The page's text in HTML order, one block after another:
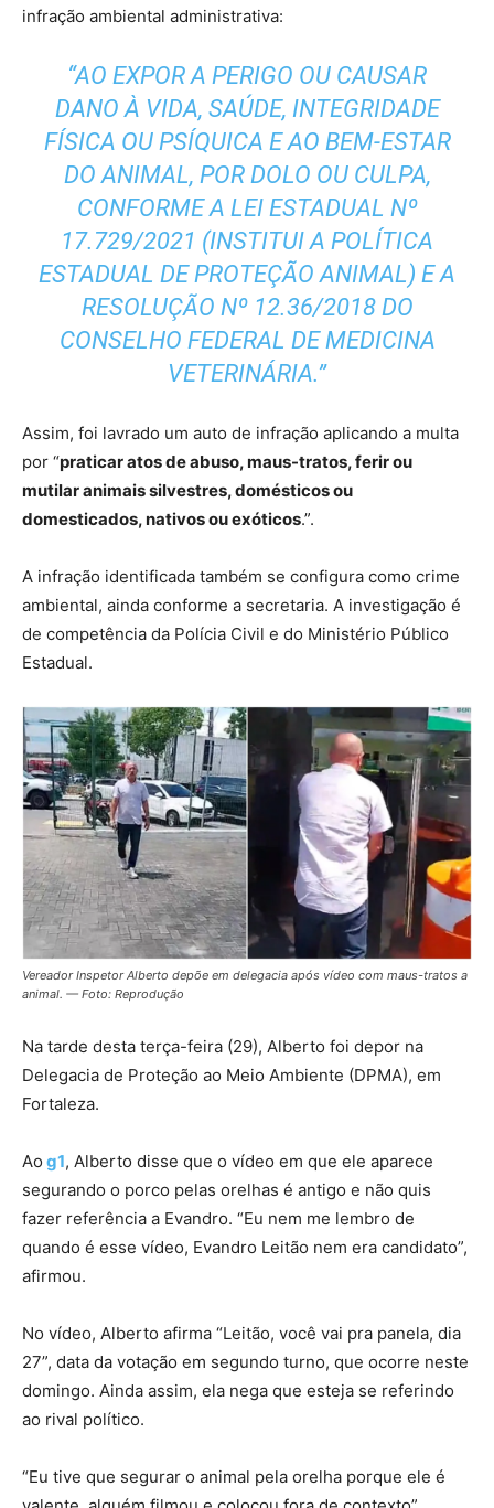
infração ambiental administrativa:
“AO EXPOR A PERIGO OU CAUSAR
DANO À VIDA, SAÚDE, INTEGRIDADE
FÍSICA OU PSÍQUICA E AO BEM-ESTAR
DO ANIMAL, POR DOLO OU CULPA,
CONFORME A LEI ESTADUAL Nº
17.729/2021 (INSTITUI A POLÍTICA
ESTADUAL DE PROTEÇÃO ANIMAL) E A
RESOLUÇÃO Nº 12.36/2018 DO
CONSELHO FEDERAL DE MEDICINA
VETERINÁRIA.”
Assim, foi lavrado um auto de infração aplicando a multa
por “praticar atos de abuso, maus-tratos, ferir ou
mutilar animais silvestres, domésticos ou
domesticados, nativos ou exóticos.”.
A infração identificada também se configura como crime
ambiental, ainda conforme a secretaria. A investigação é
de competência da Polícia Civil e do Ministério Público
Estadual.
Vereador Inspetor Alberto depõe em delegacia após vídeo com maus-tratos a
animal. — Foto: Reprodução
Na tarde desta terça-feira (29), Alberto foi depor na
Delegacia de Proteção ao Meio Ambiente (DPMA), em
Fortaleza.
Ao g1, Alberto disse que o vídeo em que ele aparece
segurando o porco pelas orelhas é antigo e não quis
fazer referência a Evandro. “Eu nem me lembro de
quando é esse vídeo, Evandro Leitão nem era candidato”,
afirmou.
No vídeo, Alberto afirma “Leitão, você vai pra panela, dia
27”, data da votação em segundo turno, que ocorre neste
domingo. Ainda assim, ela nega que esteja se referindo
ao rival político.
“Eu tive que segurar o animal pela orelha porque ele é